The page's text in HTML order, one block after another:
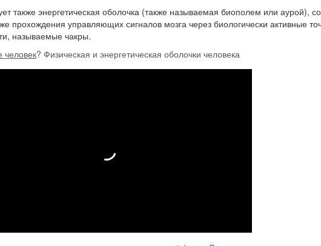
также энергетическая оболочка (также называемая биополем или аурой),
прохождения управляющих сигналов мозга через биологически активные
называемые чакры.
человек? Физическая и энергетическая оболочки человека